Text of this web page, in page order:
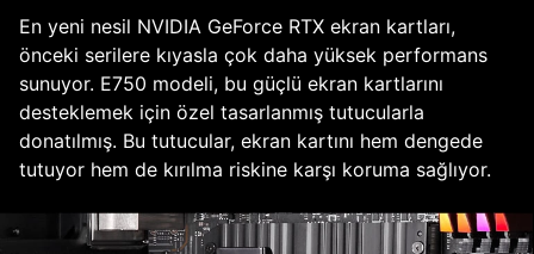
En yeni nesil NVIDIA GeForce RTX ekran kartları,
önceki serilere kıyasla çok daha yüksek performans
sunuyor. E750 modeli, bu güçlü ekran kartlarını
desteklemek için özel tasarlanmış tutucularla
donatılmış. Bu tutucular, ekran kartını hem dengede
tutuyor hem de kırılma riskine karşı koruma sağlıyor.